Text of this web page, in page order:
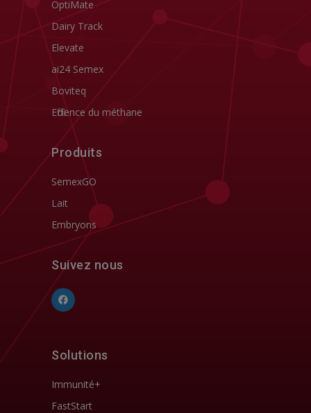
OptiMate
Dairy Track
Elevate
ai24 Semex
Boviteq
Efficience du méthane
Produits
SemexGO
Lait
Embryons
Suivez nous
Solutions
Immunité+
FastStart